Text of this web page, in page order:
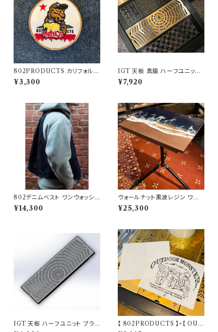
802PRODUCTS カリフォルニ
アベア 刺繍ワッペン
¥3,300
IGT 天板 真鍮 ハーフユニット
【 スパイダー 】アイアングリルテ
ーブル Snow Peak スノーピー
¥7,920
802デニムベスト ワンウォッシュ
タイプ
¥14,300
ウォールナット黒波レジン ワン
ユニット天板【 802PRODUCT
S 】
¥25,300
IGT 天板 ハーフユニット ブラッ
【 802PRODUCTS 】×【 OUT